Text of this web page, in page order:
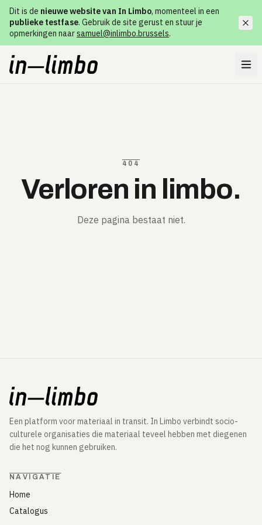
Dit is de nieuwe website van In Limbo, momenteel in een
publieke testfase. Gebruik de site gerust en stuur je
opmerkingen naarsamuel@inlimbo.brussels.
404
Verloren in limbo.
Deze pagina bestaat niet.
Een platform voor materiaal in transit. In Limbo verbindt socio-
culturele organisaties die materiaal teveel hebben met diegenen
die het nog kunnen gebruiken.
NAVIGATIE
Home
Catalogus